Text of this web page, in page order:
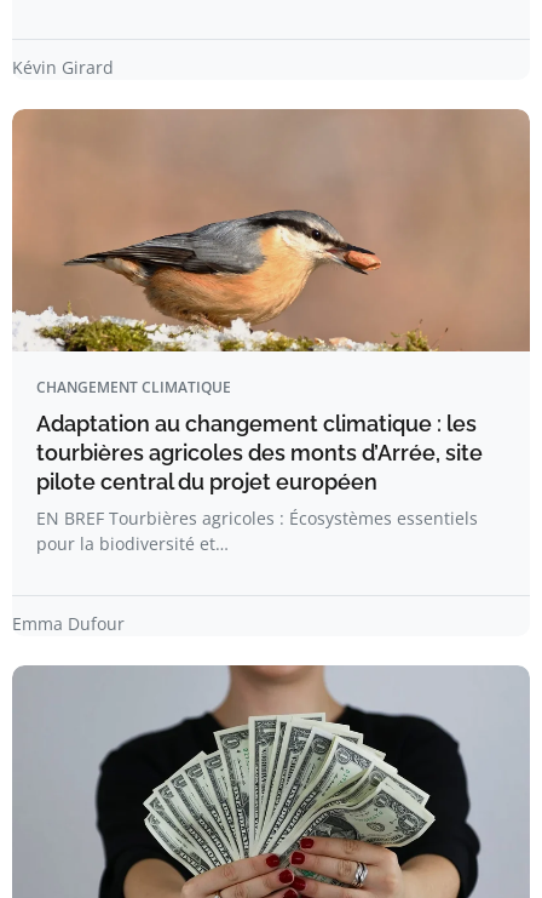
Kévin Girard
CHANGEMENT CLIMATIQUE
Adaptation au changement climatique : les
tourbières agricoles des monts d’Arrée, site
pilote central du projet européen
EN BREF Tourbières agricoles : Écosystèmes essentiels
pour la biodiversité et…
Emma Dufour